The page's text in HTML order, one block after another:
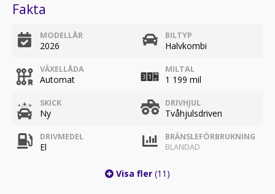
Fakta
MODELLÅR
2026
BILTYP
Halvkombi
VÄXELLÅDA
Automat
MILTAL
1 199 mil
SKICK
Ny
DRIVHJUL
Tvåhjulsdriven
DRIVMEDEL
El
BRÄNSLEFÖRBRUKNING
BLANDAD
Visa fler (11)